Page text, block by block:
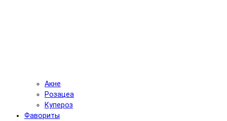
Акне
Розацеа
Купероз
Фавориты